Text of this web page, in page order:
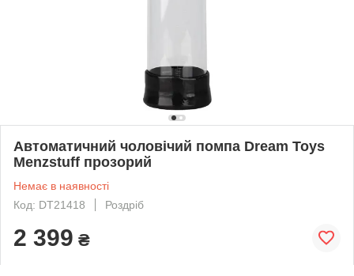
Автоматичний чоловічий помпа Dream Toys
Menzstuff прозорий
Немає в наявності
Код: DT21418
Роздріб
2 399 ₴